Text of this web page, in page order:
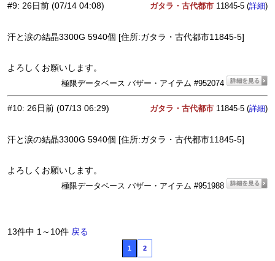
#9: 26日前 (07/14 04:08) ガタラ・古代都市 11845-5 (詳細)
汗と涙の結晶3300G 5940個 [住所:ガタラ・古代都市11845-5]
よろしくお願いします。
極限データベース バザー・アイテム #952074
#10: 26日前 (07/13 06:29) ガタラ・古代都市 11845-5 (詳細)
汗と涙の結晶3300G 5940個 [住所:ガタラ・古代都市11845-5]
よろしくお願いします。
極限データベース バザー・アイテム #951988
13件中 1～10件 戻る
1 2